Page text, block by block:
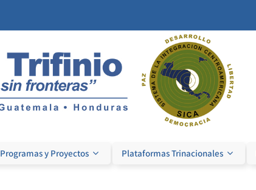
Programas y Proyectos Plataformas Trinacionales